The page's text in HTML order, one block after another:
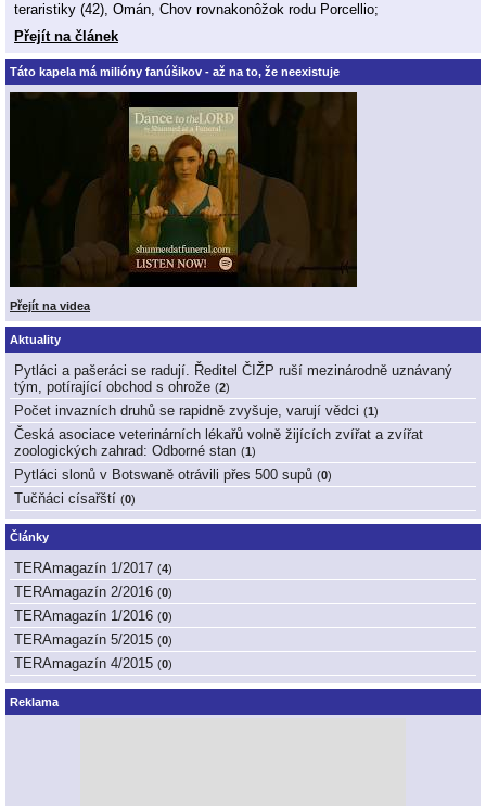
teraristiky (42), Omán, Chov rovnakonôžok rodu Porcellio;
Přejít na článek
Táto kapela má milióny fanúšikov - až na to, že neexistuje
Přejít na videa
Aktuality
Pytláci a pašeráci se radují. Ředitel ČIŽP ruší mezinárodně uznávaný
tým, potírající obchod s ohrože (2)
Počet invazních druhů se rapidně zvyšuje, varují vědci (1 )
Česká asociace veterinárních lékařů volně žijících zvířat a zvířat
zoologických zahrad: Odborné stan (1 )
Pytláci slonů v Botswaně otrávili přes 500 supů (0)
Tučňáci císařští (0)
Články
TERAmagazín 1/2017 (4)
TERAmagazín 2/2016 (0)
TERAmagazín 1/2016 (0)
TERAmagazín 5/2015 (0)
TERAmagazín 4/2015 (0)
Reklama